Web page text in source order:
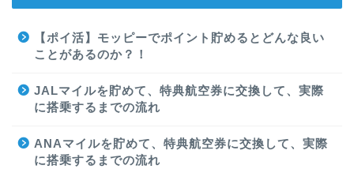
【ポイ活】モッピーでポイント貯めるとどんな良い
ことがあるのか？！
JALマイルを貯めて、特典航空券に交換して、実際
に搭乗するまでの流れ
ANAマイルを貯めて、特典航空券に交換して、実際
に搭乗するまでの流れ